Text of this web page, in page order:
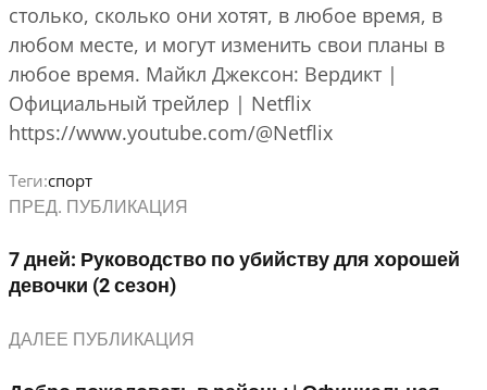
столько, сколько они хотят, в любое время, в
любом месте, и могут изменить свои планы в
любое время. Майкл Джексон: Вердикт |
Официальный трейлер | Netflix
https://www.youtube.com/@Netflix
Теги:спорт
ПРЕД. ПУБЛИКАЦИЯ
7 дней: Руководство по убийству для хорошей
девочки (2 сезон)
ДАЛЕЕ ПУБЛИКАЦИЯ